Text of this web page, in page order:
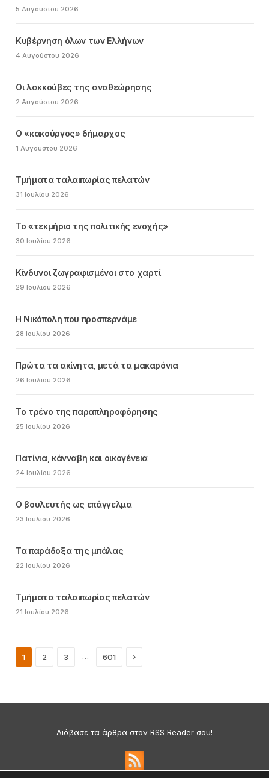
5 Αυγούστου 2026
Κυβέρνηση όλων των Ελλήνων
4 Αυγούστου 2026
Οι λακκούβες της αναθεώρησης
2 Αυγούστου 2026
Ο «κακούργος» δήμαρχος
1 Αυγούστου 2026
Τμήματα ταλαιπωρίας πελατών
31 Ιουλίου 2026
Το «τεκμήριο της πολιτικής ενοχής»
30 Ιουλίου 2026
Κίνδυνοι ζωγραφισμένοι στο χαρτί
29 Ιουλίου 2026
Η Νικόπολη που προσπερνάμε
28 Ιουλίου 2026
Πρώτα τα ακίνητα, μετά τα μακαρόνια
26 Ιουλίου 2026
Το τρένο της παραπληροφόρησης
25 Ιουλίου 2026
Πατίνια, κάνναβη και οικογένεια
24 Ιουλίου 2026
Ο βουλευτής ως επάγγελμα
23 Ιουλίου 2026
Τα παράδοξα της μπάλας
22 Ιουλίου 2026
Τμήματα ταλαιπωρίας πελατών
21 Ιουλίου 2026
1 2 3 … 601 Next
Διάβασε τα άρθρα στον RSS Reader σου!